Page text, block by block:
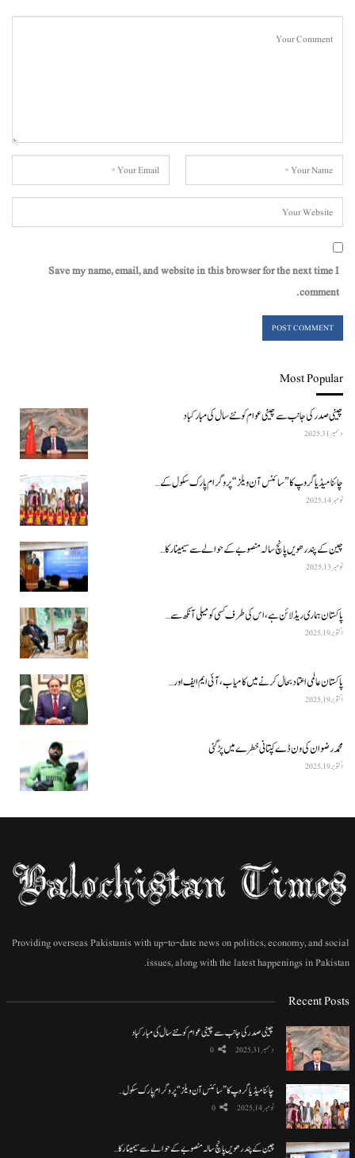
Save my name, email, and website in this browser for the next time I
comment.
Most Popular
چینی صدر کی جانب سے چینی عوام کو نئے سال کی مبارکباد
دسمبر 31, 2025
چائنا میڈیا گروپ کا ”سائنس آن ویلز“ پروگرام پارک سکول کے…
نومبر 14, 2025
چین کے پندرھویں پانچ سالہ منصوبے کے حوالے سے سیمینار کا…
نومبر 13, 2025
پاکستان ہماری ریڈ لائن ہے، اس کی طرف کسی کو میلی آنکھ سے…
اکتوبر 19, 2025
پاکستان عالمی اعتماد بحال کرنے میں کامیاب، آئی ایم ایف اور…
اکتوبر 19, 2025
محمد رضوان کی ون ڈے کپتانی خطرے میں پڑ گئی
اکتوبر 19, 2025
Providing overseas Pakistanis with up-to-date news on politics, economy, and social
issues, along with the latest happenings in Pakistan.
Recent Posts
چینی صدر کی جانب سے چینی عوام کو نئے سال کی مبارکباد
دسمبر 31, 2025 0
چائنا میڈیا گروپ کا ”سائنس آن ویلز“ پروگرام پارک سکول…
نومبر 14, 2025 0
چین کے پندرھویں پانچ سالہ منصوبے کے حوالے سے سیمینار کا…